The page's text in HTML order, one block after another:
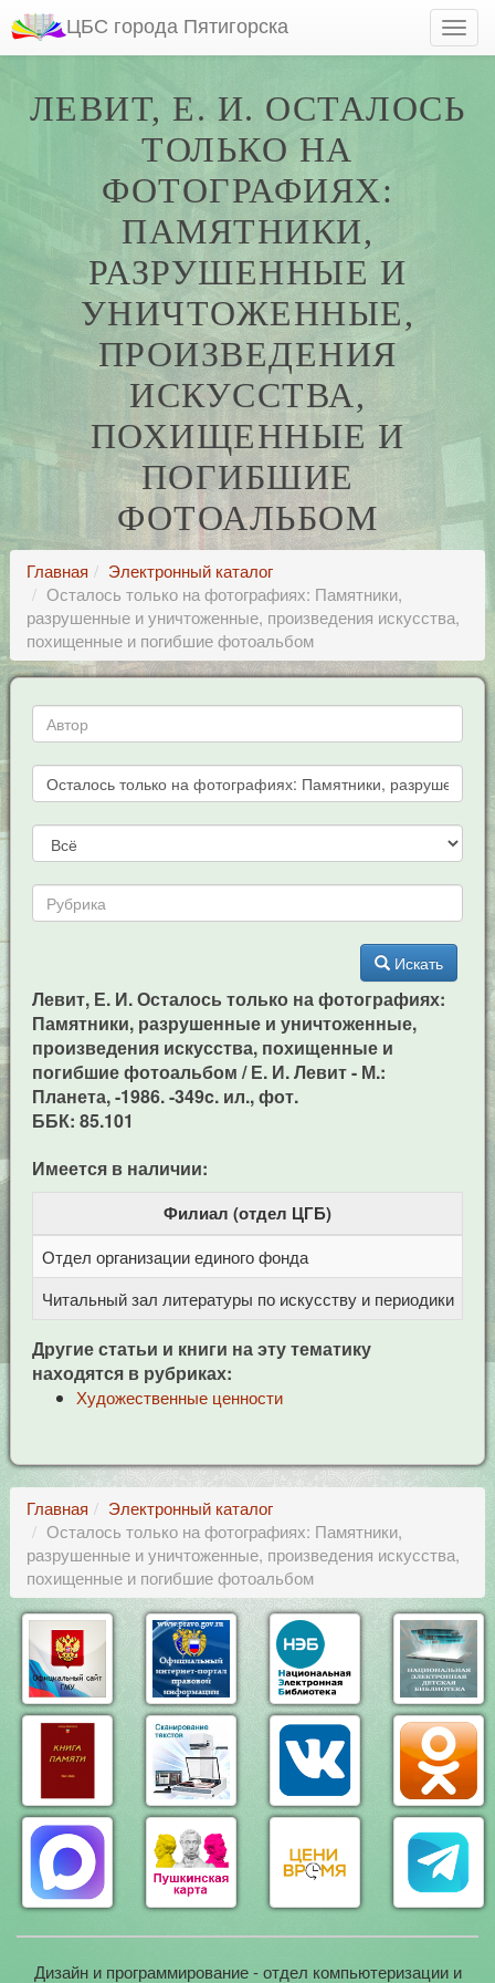
ЦБС города Пятигорска
ЛЕВИТ, Е. И. ОСТАЛОСЬ
ТОЛЬКО НА
ФОТОГРАФИЯХ:
ПАМЯТНИКИ,
РАЗРУШЕННЫЕ И
УНИЧТОЖЕННЫЕ,
ПРОИЗВЕДЕНИЯ
ИСКУССТВА,
ПОХИЩЕННЫЕ И
ПОГИБШИЕ
ФОТОАЛЬБОМ
Главная
Электронный каталог
Осталось только на фотографиях: Памятники,
разрушенные и уничтоженные, произведения искусства,
похищенные и погибшие фотоальбом
Искать
Левит, Е. И. Осталось только на фотографиях:
Памятники, разрушенные и уничтоженные,
произведения искусства, похищенные и
погибшие фотоальбом / Е. И. Левит - М.:
Планета, -1986. -349c. ил., фот.
ББК: 85.101
Имеется в наличии:
Филиал (отдел ЦГБ)
Отдел организации единого фонда
Читальный зал литературы по искусству и периодики
Другие статьи и книги на эту тематику
находятся в рубриках:
Художественные ценности
Главная
Электронный каталог
Осталось только на фотографиях: Памятники,
разрушенные и уничтоженные, произведения искусства,
похищенные и погибшие фотоальбом
Дизайн и программирование - отдел компьютеризации и